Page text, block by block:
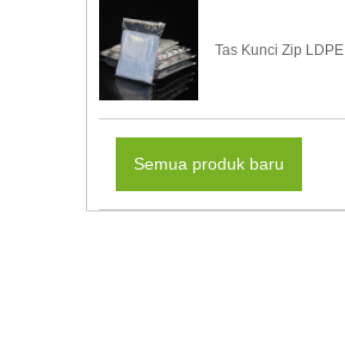
Tas Kunci Zip LDPE
Semua produk baru